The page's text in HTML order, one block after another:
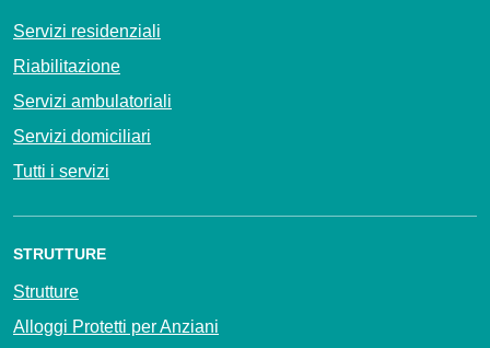
Servizi residenziali
Riabilitazione
Servizi ambulatoriali
Servizi domiciliari
Tutti i servizi
STRUTTURE
Strutture
Alloggi Protetti per Anziani